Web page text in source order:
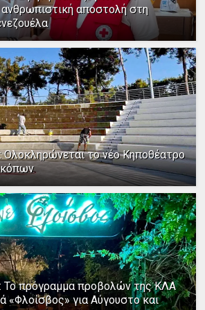
ανθρωπιστική αποστολή στη
Ολοκληρώνεται το νέο Κηποθέατρο
Το πρόγραμμα προβολών της ΚΛΑ
«Φλοίσβος» για Αύγουστο και